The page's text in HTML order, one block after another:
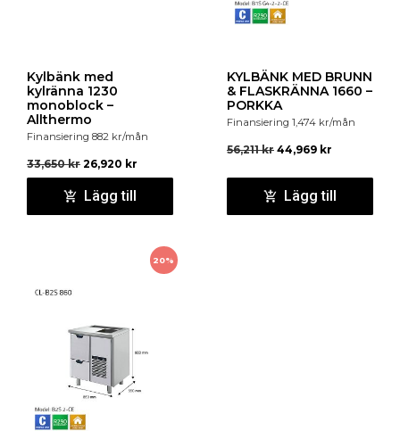
Kylbänk med
kylränna 1230
monoblock –
Allthermo
Finansiering 882 kr/mån
33,650kr 26,920 kr
Lägg till
KYLBÄNK MED BRUNN
& FLASKRÄNNA 1660 –
PORKKA
Finansiering 1,474 kr/mån
56,211kr 44,969 kr
Lägg till
20%